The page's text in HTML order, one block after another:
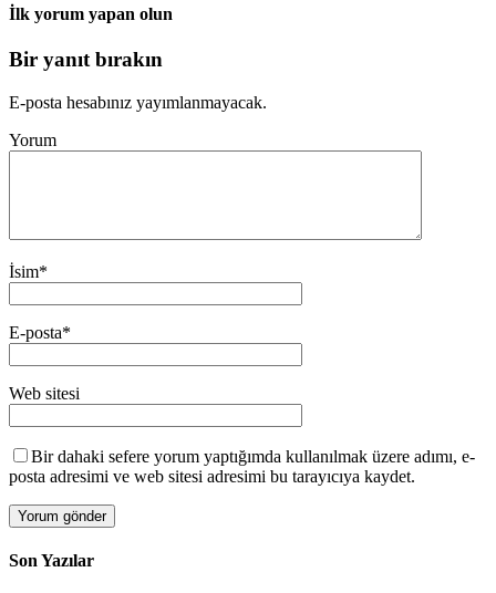
İlk yorum yapan olun
Bir yanıt bırakın
E-posta hesabınız yayımlanmayacak.
Yorum
İsim*
E-posta*
Web sitesi
Bir dahaki sefere yorum yaptığımda kullanılmak üzere adımı, e-
posta adresimi ve web sitesi adresimi bu tarayıcıya kaydet.
Son Yazılar